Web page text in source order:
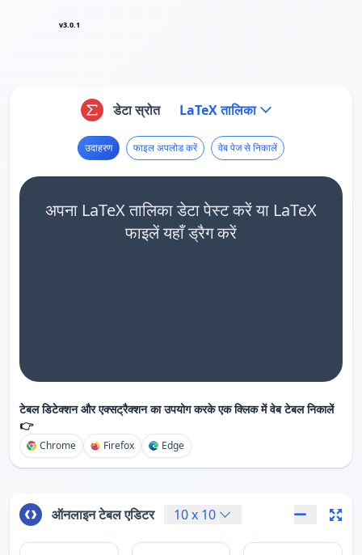
v3.0.1
डेटा स्रोत LaTeX तालिका
उदाहरण फाइल अपलोड करें वेब पेज से निकालें
अपना LaTeX तालिका डेटा पेस्ट करें या LaTeX
फाइलें यहाँ ड्रैग करें
टेबल डिटेक्शन और एक्सट्रैक्शन का उपयोग करके एक क्लिक में वेब टेबल निकालें
👉
Chrome Firefox Edge
ऑनलाइन टेबल एडिटर 10x 10